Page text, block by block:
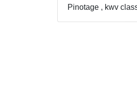
Pinotage , kwv